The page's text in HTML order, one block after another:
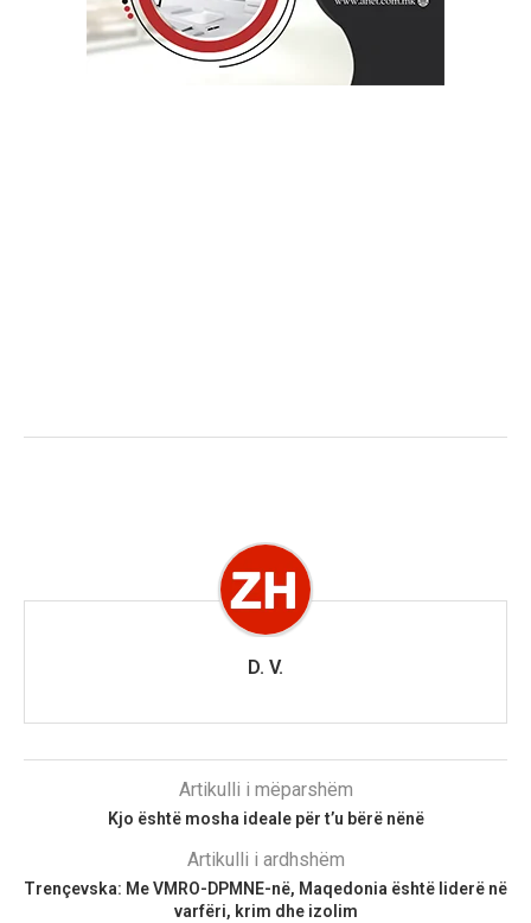
D. V.
Artikulli i mëparshëm
Kjo është mosha ideale për t’u bërë nënë
Artikulli i ardhshëm
Trençevska: Me VMRO-DPMNE-në, Maqedonia është liderë në
varfëri, krim dhe izolim